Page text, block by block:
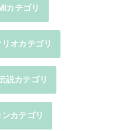
カテゴリ
オカテゴリ
説カテゴリ
カテゴリ